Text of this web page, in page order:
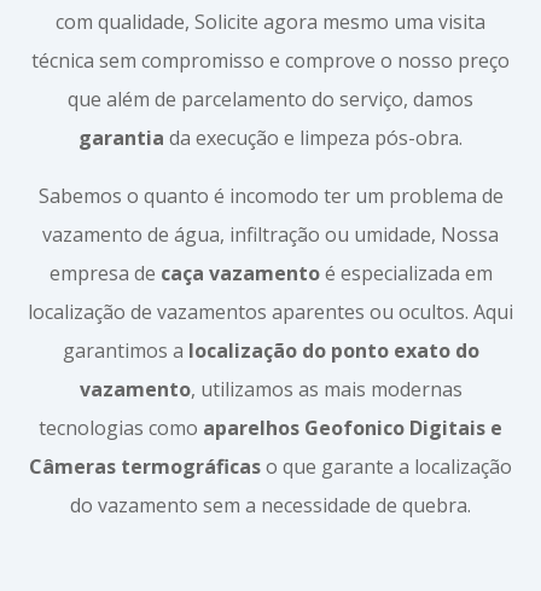
com qualidade, Solicite agora mesmo uma visita
técnica sem compromisso e comprove o nosso preço
que além de parcelamento do serviço, damos
garantia da execução e limpeza pós-obra.
Sabemos o quanto é incomodo ter um problema de
vazamento de água, infiltração ou umidade, Nossa
empresa de caça vazamentoé especializada em
localização de vazamentos aparentes ou ocultos. Aqui
garantimos a localização do ponto exato do
vazamento, utilizamos as mais modernas
tecnologias como aparelhos Geofonico Digitais e
Câmeras termográficaso que garante a localização
do vazamento sem a necessidade de quebra.